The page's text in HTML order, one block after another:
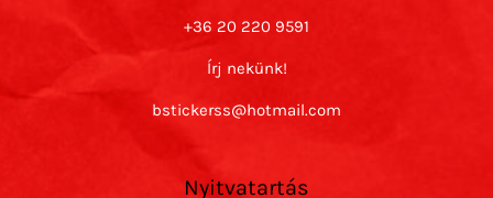
+36 20 220 9591
Írj nekünk!
bstickerss@hotmail.com
Nyitvatartás